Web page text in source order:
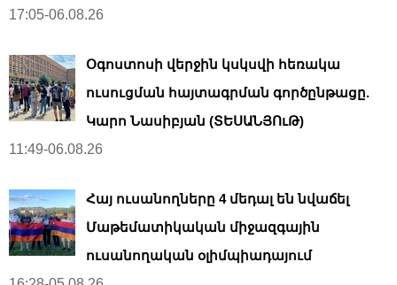
17:05-06.08.26
Օգոստոսի վերջին կսկսվի հեռակա
ուսուցման հայտագրման գործընթացը.
Կարո Նասիբյան (ՏԵՍԱՆՅՈւԹ)
11:49-06.08.26
Հայ ուսանողները 4 մեդալ են նվաճել
Մաթեմատիկական միջազգային
ուսանողական օլիմպիադայում